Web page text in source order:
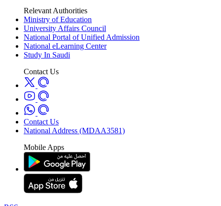
Relevant Authorities
Ministry of Education
University Affairs Council
National Portal of Unified Admission
National eLearning Center
Study In Saudi
Contact Us
Contact Us
National Address (MDAA3581)
Mobile Apps